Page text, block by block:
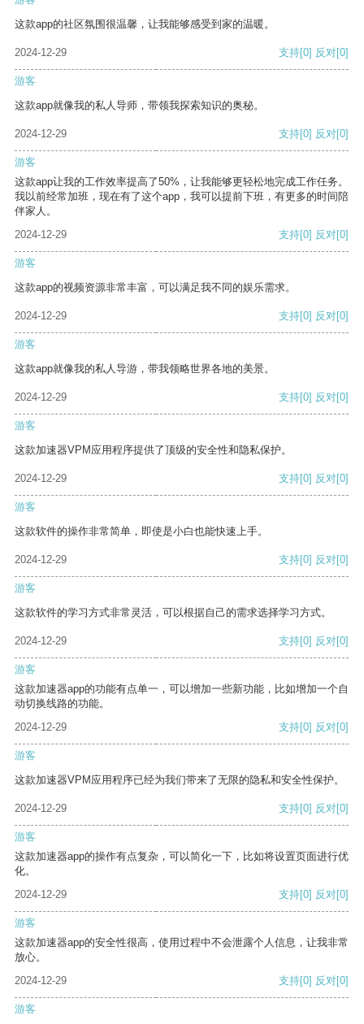
这款app的社区氛围很温馨，让我能够感受到家的温暖。
2024-12-29 支持[0] 反对[0]
游客
这款app就像我的私人导师，带领我探索知识的奥秘。
2024-12-29 支持[0] 反对[0]
游客
这款app让我的工作效率提高了50%，让我能够更轻松地完成工作任务。
我以前经常加班，现在有了这个app，我可以提前下班，有更多的时间陪
伴家人。
2024-12-29
支持[0] 反对[0]
游客
这款app的视频资源非常丰富，可以满足我不同的娱乐需求。
2024-12-29 支持[0] 反对[0]
游客
这款app就像我的私人导游，带我领略世界各地的美景。
2024-12-29 支持[0] 反对[0]
游客
这款加速器VPM应用程序提供了顶级的安全性和隐私保护。
2024-12-29 支持[0] 反对[0]
游客
这款软件的操作非常简单，即使是小白也能快速上手。
2024-12-29 支持[0] 反对[0]
游客
这款软件的学习方式非常灵活，可以根据自己的需求选择学习方式。
2024-12-29 支持[0] 反对[0]
游客
这款加速器app的功能有点单一，可以增加一些新功能，比如增加一个自
动切换线路的功能。
2024-12-29
支持[0] 反对[0]
游客
这款加速器VPM应用程序已经为我们带来了无限的隐私和安全性保护。
2024-12-29 支持[0] 反对[0]
游客
这款加速器app的操作有点复杂，可以简化一下，比如将设置页面进行优
化。
2024-12-29
支持[0] 反对[0]
游客
这款加速器app的安全性很高，使用过程中不会泄露个人信息，让我非常
放心。
2024-12-29
支持[0] 反对[0]
游客